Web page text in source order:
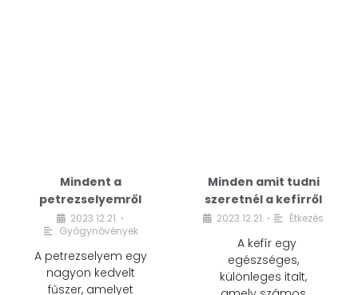
Mindent a
petrezselyemről
2023.12.21. •
Gyógynövények
A petrezselyem egy
nagyon kedvelt
fűszer, amelyet
Minden amit tudni
szeretnél a kefírről
2023.12.21. • Étkezés
A kefír egy
egészséges,
különleges italt,